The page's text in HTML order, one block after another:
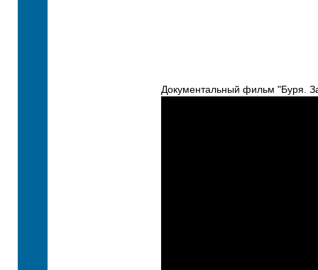
Документальный фильм "Буря.